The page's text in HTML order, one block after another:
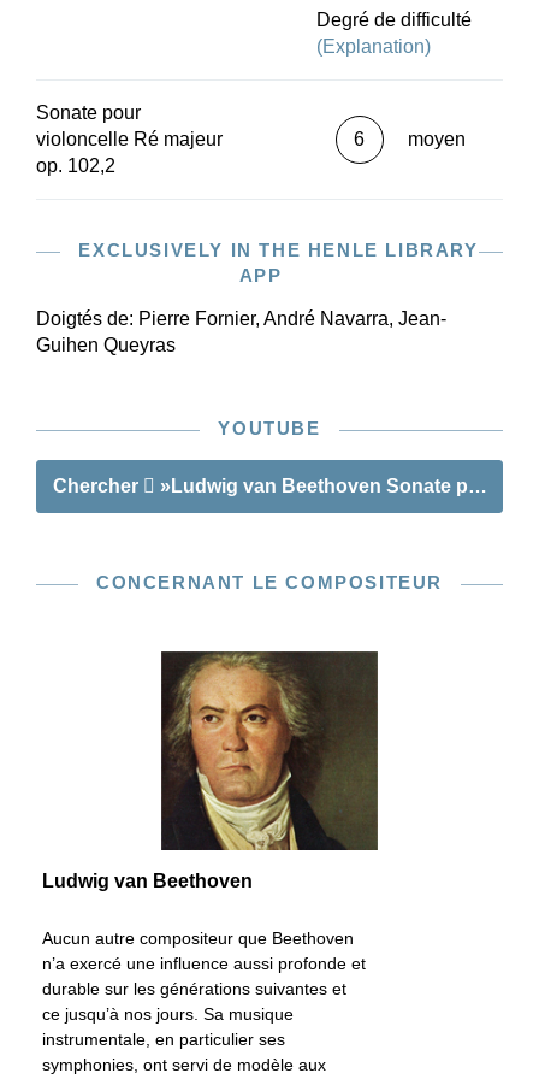
haut niveau scientifique. Dans la préface comme
dans le commentaire critique, il expose la
fournissent les doigtés.
Degré de difficulté
(Explanation)
Sonate pour
violoncelle Ré majeur
op. 102,2
6 moyen
EXCLUSIVELY IN THE HENLE LIBRARY
APP
Doigtés de: Pierre Fornier, André Navarra, Jean-
Guihen Queyras
YOUTUBE
Chercher »Ludwig van Beethoven Sonate pour
CONCERNANT LE COMPOSITEUR
Ludwig van Beethoven
Aucun autre compositeur que Beethoven
n’a exercé une influence aussi profonde et
durable sur les générations suivantes et
ce jusqu’à nos jours. Sa musique
instrumentale, en particulier ses
symphonies, ont servi de modèle aux